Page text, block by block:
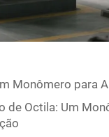
Monômero para
de Octila: Um